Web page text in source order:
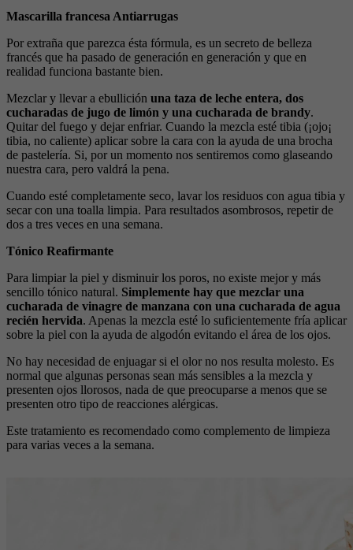
Mascarilla francesa Antiarrugas
Por extraña que parezca ésta fórmula, es un secreto de belleza
francés que ha pasado de generación en generación y que en
realidad funciona bastante bien.
Mezclar y llevar a ebullición una taza de leche entera, dos
cucharadas de jugo de limón y una cucharada de brandy.
Quitar del fuego y dejar enfriar. Cuando la mezcla esté tibia (¡ojo¡
tibia, no caliente) aplicar sobre la cara con la ayuda de una brocha
de pastelería. Si, por un momento nos sentiremos como glaseando
nuestra cara, pero valdrá la pena.
Cuando esté completamente seco, lavar los residuos con agua tibia y
secar con una toalla limpia. Para resultados asombrosos, repetir de
dos a tres veces en una semana.
Tónico Reafirmante
Para limpiar la piel y disminuir los poros, no existe mejor y más
sencillo tónico natural. Simplemente hay que mezclar una
cucharada de vinagre de manzana con una cucharada de agua
recién hervida. Apenas la mezcla esté lo suficientemente fría aplicar
sobre la piel con la ayuda de algodón evitando el área de los ojos.
No hay necesidad de enjuagar si el olor no nos resulta molesto. Es
normal que algunas personas sean más sensibles a la mezcla y
presenten ojos llorosos, nada de que preocuparse a menos que se
presenten otro tipo de reacciones alérgicas.
Este tratamiento es recomendado como complemento de limpieza
para varias veces a la semana.